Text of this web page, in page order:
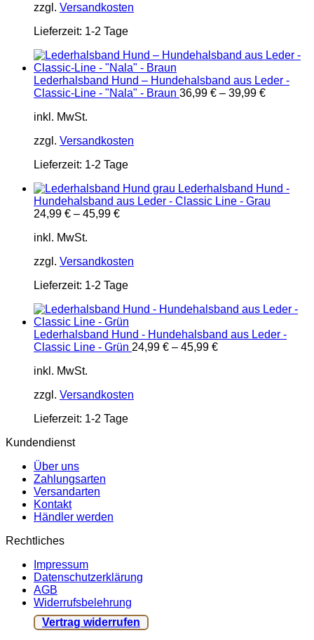
zzgl. Versandkosten
Lieferzeit: 1-2 Tage
Lederhalsband Hund – Hundehalsband aus Leder -
Classic-Line - "Nala" - Braun 36,99 € – 39,99 €
inkl. MwSt.
zzgl. Versandkosten
Lieferzeit: 1-2 Tage
Lederhalsband Hund -
Hundehalsband aus Leder - Classic Line - Grau
24,99 € – 45,99 €
inkl. MwSt.
zzgl. Versandkosten
Lieferzeit: 1-2 Tage
Lederhalsband Hund - Hundehalsband aus Leder -
Classic Line - Grün 24,99 € – 45,99 €
inkl. MwSt.
zzgl. Versandkosten
Lieferzeit: 1-2 Tage
Kundendienst
Über uns
Zahlungsarten
Versandarten
Kontakt
Händler werden
Rechtliches
Impressum
Datenschutzerklärung
AGB
Widerrufsbelehrung
Vertrag widerrufen